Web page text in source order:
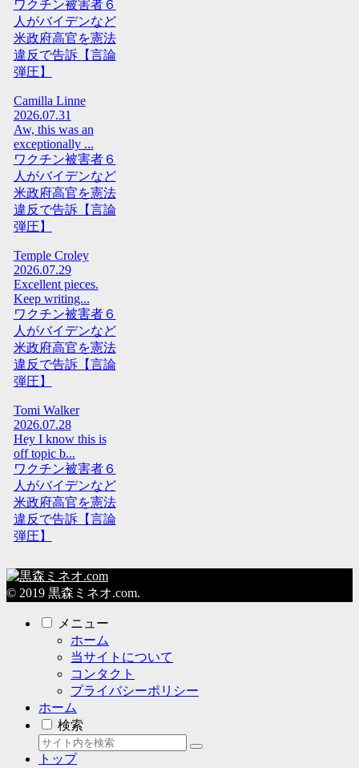
ワクチン被害者６
人がバイデンなど
米政府高官を憲法
違反で告訴【言論
弾圧】
Camilla Linne
2026.07.31
Aw, this was an
exceptionally ...
ワクチン被害者６
人がバイデンなど
米政府高官を憲法
違反で告訴【言論
弾圧】
Temple Croley
2026.07.29
Excellent pieces.
Keep writing...
ワクチン被害者６
人がバイデンなど
米政府高官を憲法
違反で告訴【言論
弾圧】
Tomi Walker
2026.07.28
Hey I know this is
off topic b...
ワクチン被害者６
人がバイデンなど
米政府高官を憲法
違反で告訴【言論
弾圧】
© 2019 黒森ミネオ.com.
メニュー
ホーム
当サイトについて
コンタクト
プライバシーポリシー
ホーム
検索
トップ